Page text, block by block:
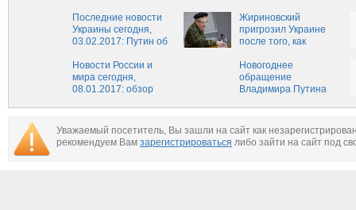
свежие новости
России и мира на
сегодня, 8 февраля
Последние новости
Украины сегодня,
03.02.2017: Путин об
Жириновский
пригрозил Украине
после того, как
Видео.
Новости России и
мира сегодня,
08.01.2017: обзор
России и мира на
сегодня, 8 января
Новогоднее
обращение
Владимира Путина
подведя итоги года
Уважаемый посетитель, Вы зашли на сайт как
рекомендуем Вам зарегистрироваться либо зайти на сайт под